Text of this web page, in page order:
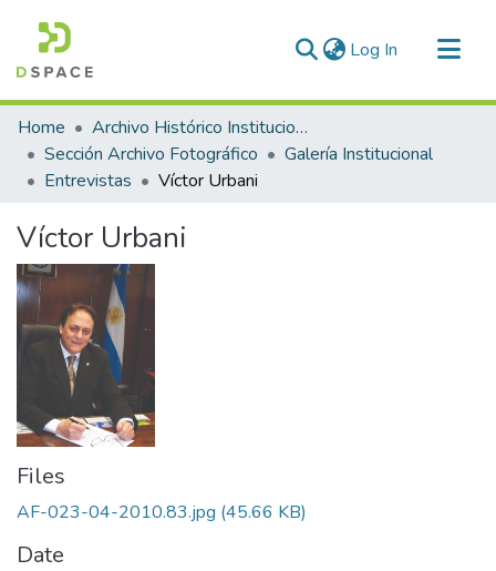
Log In (current)
Communities & Collections
All of DSpace
Statistics
Home
Archivo Histórico Institucional
Sección Archivo Fotográfico
Galería Institucional
Entrevistas
Víctor Urbani
Víctor Urbani
Files
AF-023-04-2010.83.jpg (45.66 KB)
Date